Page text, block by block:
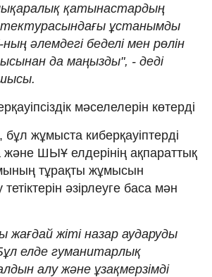
қатынастардың
ұстанымды
әлемдегі беделі мен рөлін
да маңызды", - деді
мәселелерін көтерді
бұл жұмыста киберқауіптерді
және ШЫҰ елдерінің ақпараттық
тұрақты жұмысын
әзірлеуге баса мән
жағдай жіті назар аударуды
елде гуманитарлық
алу және ұзақмерзімді